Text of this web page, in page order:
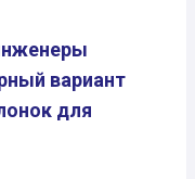
вариант
для